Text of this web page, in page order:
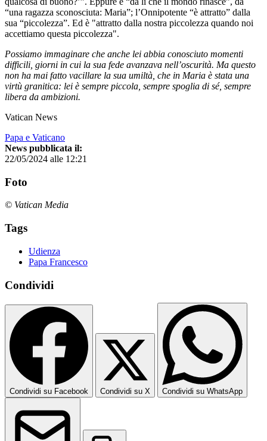
“una ragazza sconosciuta: Maria”; l’Onnipotente “è attratto” dalla
sua “piccolezza”. Ed è "attratto dalla nostra piccolezza quando noi
accettiamo questa piccolezza".
Possiamo immaginare che anche lei abbia conosciuto momenti
difficili, giorni in cui la sua fede avanzava nell’oscurità. Ma questo
non ha mai fatto vacillare la sua umiltà, che in Maria è stata una
virtù granitica: lei è sempre piccola, sempre spoglia di sé, sempre
libera da ambizioni.
Vatican News
Papa e Vaticano
News pubblicata il:
22/05/2024 alle 12:21
Foto
© Vatican Media
Tags
Udienza
Papa Francesco
Condividi
Condividi su Facebook Condividi su X Condividi su WhatsApp